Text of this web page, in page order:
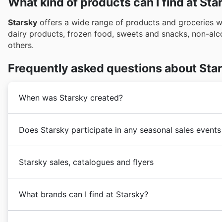
Starsky offers a wide range of products and groceries
dairy products, frozen food, sweets and snacks, non-
others.
Frequently asked questions about
When was Starsky created?
company has successfully operated in the region
Mississauga and Hamilton.
Does Starsky participate in any seasonal sales
groceries. You can find their latest weekly ad,
to pantry staples, right here on our site. Before
events like the Spring Sale, Summer Sale, Back to
holiday sales for Christmas and New Year. They
as Victoria Day, Canada Day, and Thanksgiving.
Starsky sales, catalogues and flyers
country.
What brands can I find at Starsky?